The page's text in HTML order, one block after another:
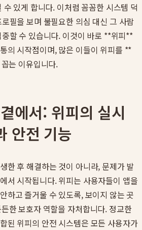
있게 합니다. 이처럼 꼼꼼한 시스템 덕
필을 보며 불필요한 의심 대신 그 사람
할 수 있습니다. 이것이 바로 **위피**
의 시작점이며, 많은 이들이 위피를 **
는 이유입니다.
에서: 위피의 실시
안전 기능
한 후 해결하는 것이 아니라, 문제가 발
서 시작됩니다. 위피는 사용자들이 앱을
하고 즐거울 수 있도록, 보이지 않는 곳
한 보호자 역할을 자처합니다. 정교한
된 위피의 안전 시스템은 모든 사용자가